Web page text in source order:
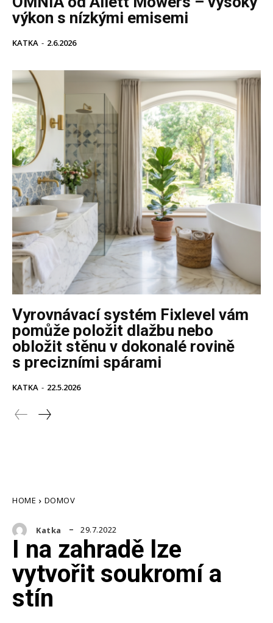
výkon s nízkými emisemi
KATKA - 2.6.2026
Vyrovnávací systém Fixlevel vám
pomůže položit dlažbu nebo
obložit stěnu v dokonalé rovině
s precizními spárami
KATKA - 22.5.2026